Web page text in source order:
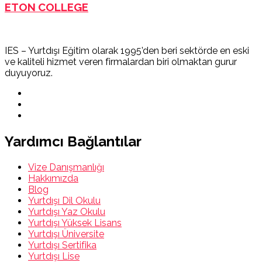
ETON COLLEGE
IES – Yurtdışı Eğitim olarak 1995’den beri sektörde en eski
ve kaliteli hizmet veren firmalardan biri olmaktan gurur
duyuyoruz.
Yardımcı Bağlantılar
Vize Danışmanlığı
Hakkımızda
Blog
Yurtdışı Dil Okulu
Yurtdışı Yaz Okulu
Yurtdışı Yüksek Lisans
Yurtdışı Üniversite
Yurtdışı Sertifika
Yurtdışı Lise